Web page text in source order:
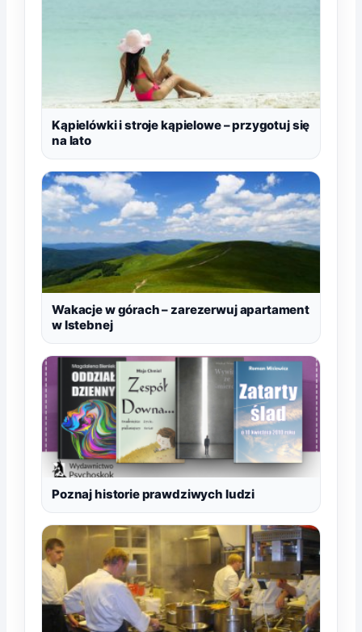
Kąpielówki i stroje kąpielowe – przygotuj się
na lato
Wakacje w górach – zarezerwuj apartament
w Istebnej
Poznaj historie prawdziwych ludzi